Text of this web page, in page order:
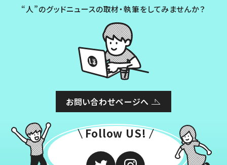
“人”のグッドニュースの取材・執筆をしてみませんか？
お問い合わせページへ
Follow US!